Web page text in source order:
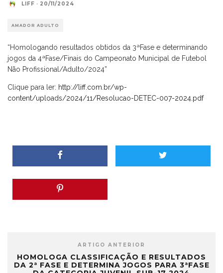
LIFF · 20/11/2024
AMADOR ADULTO
“Homologando resultados obtidos da 3ªFase e determinando
jogos da 4ªFase/Finais do Campeonato Municipal de Futebol
Não Profissional/Adulto/2024”
Clique para ler: http://liff.com.br/wp-
content/uploads/2024/11/Resolucao-DETEC-007-2024.pdf
ARTIGO ANTERIOR
HOMOLOGA CLASSIFICAÇÃO E RESULTADOS
DA 2ª FASE E DETERMINA JOGOS PARA 3ªFASE